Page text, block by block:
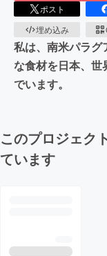
ポスト
埋め込み
私は、南米パラグ
な食材を日本、世
でいます。
このプロジェク
ています